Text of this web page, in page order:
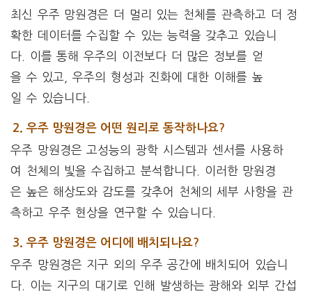
최신 우주 망원경은 더 멀리 있는 천체를 관측하고 더 정
확한 데이터를 수집할 수 있는 능력을 갖추고 있습니
다. 이를 통해 우주의 이전보다 더 많은 정보를 얻
을 수 있고, 우주의 형성과 진화에 대한 이해를 높
일 수 있습니다.
2. 우주 망원경은 어떤 원리로 동작하나요?
우주 망원경은 고성능의 광학 시스템과 센서를 사용하
여 천체의 빛을 수집하고 분석합니다. 이러한 망원경
은 높은 해상도와 감도를 갖추어 천체의 세부 사항을 관
측하고 우주 현상을 연구할 수 있습니다.
3. 우주 망원경은 어디에 배치되나요?
우주 망원경은 지구 외의 우주 공간에 배치되어 있습니
다. 이는 지구의 대기로 인해 발생하는 광해와 외부 간섭